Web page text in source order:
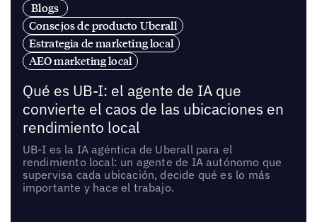
Blogs
Consejos de producto Uberall
Estrategia de marketing local
AEO marketing local
Qué es UB-I: el agente de IA que
convierte el caos de las ubicaciones en
rendimiento local
UB-I es la IA agéntica de Uberall para el
rendimiento local: un agente de IA autónomo que
supervisa cada ubicación, decide qué es lo más
importante y hace el trabajo.